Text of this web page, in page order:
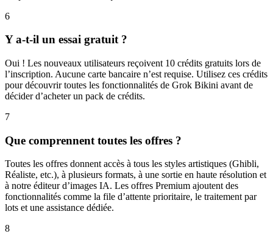
6
Y a-t-il un essai gratuit ?
Oui ! Les nouveaux utilisateurs reçoivent 10 crédits gratuits lors de
l’inscription. Aucune carte bancaire n’est requise. Utilisez ces crédits
pour découvrir toutes les fonctionnalités de Grok Bikini avant de
décider d’acheter un pack de crédits.
7
Que comprennent toutes les offres ?
Toutes les offres donnent accès à tous les styles artistiques (Ghibli,
Réaliste, etc.), à plusieurs formats, à une sortie en haute résolution et
à notre éditeur d’images IA. Les offres Premium ajoutent des
fonctionnalités comme la file d’attente prioritaire, le traitement par
lots et une assistance dédiée.
8